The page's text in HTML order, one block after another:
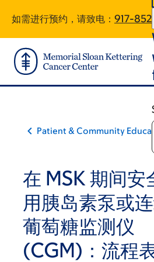
main
content
footer
如需进行预约，请致电： 917-
Patient & Community
在 MSK 期间安
用胰岛素泵或
葡萄糖监测仪
(CGM)：流程